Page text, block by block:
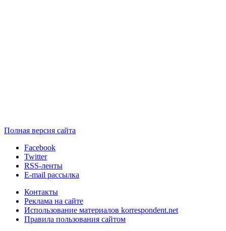
Полная версия сайта
Facebook
Twitter
RSS-ленты
E-mail рассылка
Контакты
Реклама на сайте
Использование материалов korrespondent.net
Правила пользования сайтом